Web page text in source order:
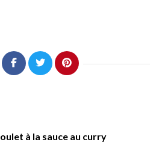
à la sauce au curry